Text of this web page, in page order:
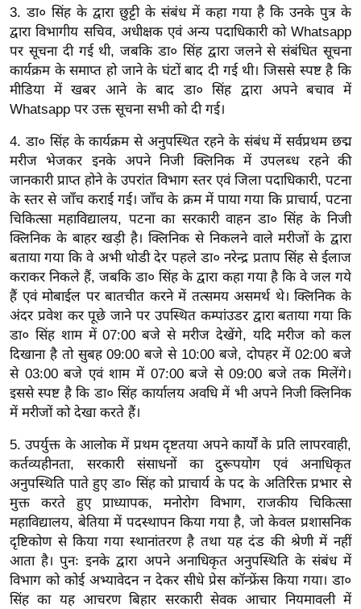
ग
इं
डि
या
सा
त्य
ज
ग
त
ऑ
टो
व
र्ल्ड
न्यू
ज
ब्री
फ
म
रं
ज
न
ज
ग
त
बॉ
ली
3. डा० सिंह के द्वारा छुट्टी के संबंध में कहा गया है कि उनके पुत्र के
द्वारा विभागीय सचिव, अधीक्षक एवं अन्य पदाधिकारी को Whatsapp
पर सूचना दी गई थी, जबकि डा० सिंह द्वारा जलने से संबंधित सूचना
कार्यक्रम के समाप्त हो जाने के घंटों बाद दी गई थी। जिससे स्पष्ट है कि
मीडिया में खबर आने के बाद डा० सिंह द्वारा अपने बचाव में
Whatsapp पर उक्त सूचना सभी को दी गई।
4. डा० सिंह के कार्यक्रम से अनुपस्थित रहने के संबंध में सर्वप्रथम छद्म
मरीज भेजकर इनके अपने निजी क्लिनिक में उपलब्ध रहने की
जानकारी प्राप्त होने के उपरांत विभाग स्तर एवं जिला पदाधिकारी, पटना
के स्तर से जाँच कराई गई। जाँच के क्रम में पाया गया कि प्राचार्य, पटना
चिकित्सा महाविद्यालय, पटना का सरकारी वाहन डा० सिंह के निजी
क्लिनिक के बाहर खड़ी है। क्लिनिक से निकलने वाले मरीजों के द्वारा
बताया गया कि वे अभी थोडी देर पहले डा० नरेन्द्र प्रताप सिंह से ईलाज
कराकर निकले हैं, जबकि डा० सिंह के द्वारा कहा गया है कि वे जल गये
हैं एवं मोबाईल पर बातचीत करने में तत्समय असमर्थ थे। क्लिनिक के
अंदर प्रवेश कर पूछे जाने पर उपस्थित कम्पांउडर द्वारा बताया गया कि
डा० सिंह शाम में 07:00 बजे से मरीज देखेंगे, यदि मरीज को कल
दिखाना है तो सुबह 09:00 बजे से 10:00 बजे, दोपहर में 02:00 बजे
से 03:00 बजे एवं शाम में 07:00 बजे से 09:00 बजे तक मिलेंगे।
इससे स्पष्ट है कि डा० सिंह कार्यालय अवधि में भी अपने निजी क्लिनिक
में मरीजों को देखा करते हैं।
5. उपर्युक्त के आलोक में प्रथम दृष्टतया अपने कार्यों के प्रति लापरवाही,
कर्तव्यहीनता, सरकारी संसाधनों का दुरूपयोग एवं अनाधिकृत
अनुपस्थिति पाते हुए डा० सिंह को प्राचार्य के पद के अतिरिक्त प्रभार से
मुक्त करते हुए प्राध्यापक, मनोरोग विभाग, राजकीय चिकित्सा
महाविद्यालय, बेतिया में पदस्थापन किया गया है, जो केवल प्रशासनिक
दृष्टिकोण से किया गया स्थानांतरण है तथा यह दंड की श्रेणी में नहीं
आता है। पुनः इनके द्वारा अपने अनाधिकृत अनुपस्थिति के संबंध में
विभाग को कोई अभ्यावेदन न देकर सीधे प्रेस कॉन्फ्रेंस किया गया। डा०
सिंह का यह आचरण बिहार सरकारी सेवक आचार नियमावली में